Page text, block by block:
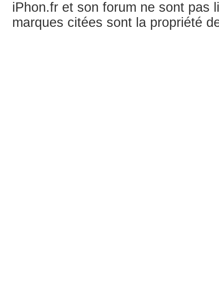
iPhon.fr et son forum ne sont pas
marques citées sont la propriété